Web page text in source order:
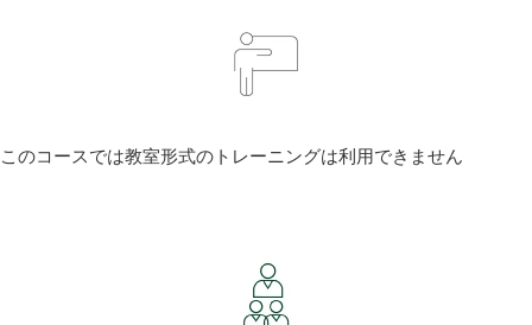
このコースでは教室形式のトレーニングは利用できません